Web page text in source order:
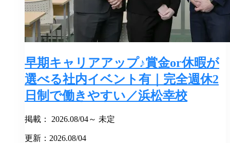
早期キャリアアップ♪賞金or休暇が
選べる社内イベント有｜完全週休2
日制で働きやすい／浜松幸校
掲載： 2026.08/04～ 未定
更新：2026.08/04